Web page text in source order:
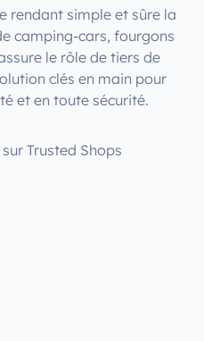
rendant simple et sûre la
camping-cars, fourgons
le rôle de tiers de
clés en main pour
et en toute sécurité.
Trusted Shops